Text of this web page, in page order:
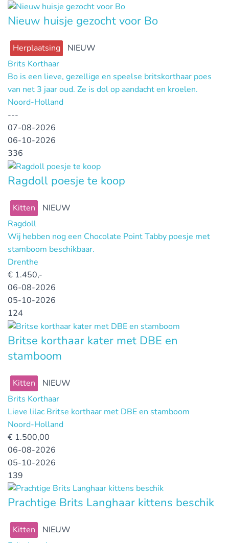
Nieuw huisje gezocht voor Bo
Herplaatsing
NIEUW
Brits Korthaar
Bo is een lieve, gezellige en speelse britskorthaar poes
van net 3 jaar oud. Ze is dol op aandacht en kroelen.
Noord-Holland
---
07-08-2026
06-10-2026
336
Ragdoll poesje te koop
Kitten
NIEUW
Ragdoll
Wij hebben nog een Chocolate Point Tabby poesje met
stamboom beschikbaar.
Drenthe
€ 1.450,-
06-08-2026
05-10-2026
124
Britse korthaar kater met DBE en
stamboom
Kitten
NIEUW
Brits Korthaar
Lieve lilac Britse korthaar met DBE en stamboom
Noord-Holland
€ 1.500,00
06-08-2026
05-10-2026
139
Prachtige Brits Langhaar kittens beschik
Kitten
NIEUW